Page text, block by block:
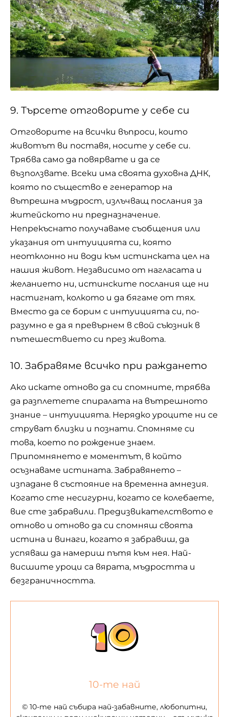
9. Търсете отговорите у себе си
Отговорите на всички въпроси, които
животът ви поставя, носите у себе си.
Трябва само да повярвате и да се
възползвате. Всеки има своята духовна ДНК,
която по същество е генератор на
вътрешна мъдрост, излъчващ послания за
житейското ни предназначение.
Непрекъснато получаваме съобщения или
указания от интуицията си, която
неотклонно ни води към истинската цел на
нашия живот. Независимо от нагласата и
желанието ни, истинските послания ще ни
настигнат, колкото и да бягаме от тях.
Вместо да се борим с интуицията си, по-
разумно е да я превърнем в свой съюзник в
пътешествието си през живота.
10. Забравяме всичко при раждането
Ако искате отново да си спомните, трябва
да разплетете спиралата на вътрешното
знание – интуицията. Нерядко уроците ни се
струват близки и познати. Спомняме си
това, което по рождение знаем.
Припомнянето е моментът, в който
осъзнаваме истината. Забравянето –
изпадане в състояние на временна амнезия.
Когато сте несигурни, когато се колебаете,
вие сте забравили. Предизвикателството е
отново и отново да си спомняш своята
истина и винаги, когато я забравиш, да
успяваш да намериш пътя към нея. Най-
висшите уроци са вярата, мъдростта и
безграничността.
10-те най
© 10-те най събира най-забавните, любопитни,